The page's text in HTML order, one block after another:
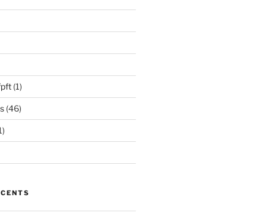
(1)
(46)